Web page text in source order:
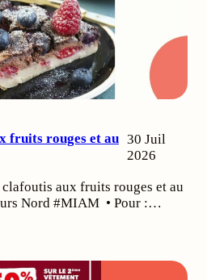
fruits rouges et au 30 Juil
2026
aux fruits rouges et au
Nord #MIAM • Pour :…